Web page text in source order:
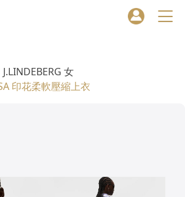
J.LINDEBERG 女
印花柔軟壓縮上衣